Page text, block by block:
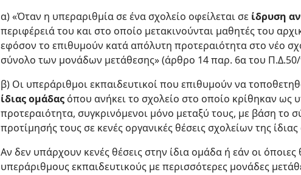
α) «Όταν η υπεραριθμία σε ένα σχολείο οφείλεται σε ίδρυση
περιφέρειά του και στο οποίο μετακινούνται μαθητές του
εφόσον το επιθυμούν κατά απόλυτη προτεραιότητα στο νέο
σύνολο των μονάδων μετάθεσης» (άρθρο 14 παρ. 6α του
β) Οι υπεράριθμοι εκπαιδευτικοί που επιθυμούν να
ίδιας ομάδας όπου ανήκει το σχολείο στο οποίο κρίθηκαν ως
προτεραιότητα, συγκρινόμενοι μόνο μεταξύ τους, με βάση το
προτίμησής τους σε κενές οργανικές θέσεις σχολείων της
Αν δεν υπάρχουν κενές θέσεις στην ίδια ομάδα ή εάν οι
υπεράριθμους εκπαιδευτικούς με περισσότερες μονάδες